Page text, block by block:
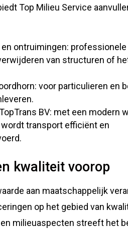
Top Milieu Service
ontruimingen: professionele
van structuren of
voor particulieren en
BV: met een modern
transport efficiënt en
kwaliteit voorop
aan maatschappelijk
op het gebied van
milieuaspecten streeft het